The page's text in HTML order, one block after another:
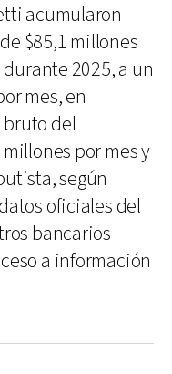
acumularon
$85,1 millones
2025, a un
mes, en
bruto del
por mes y
según
oficiales del
bancarios
a información